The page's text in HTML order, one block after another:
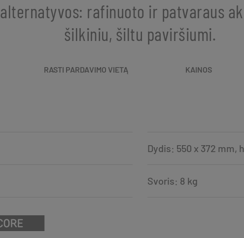
alternatyvos: rafinuoto ir patvaraus
šilkiniu, šiltu paviršiumi.
RASTI PARDAVIMO VIETĄ KAINOS
Dydis: 550 x 372 mm,
Svoris: 8 kg